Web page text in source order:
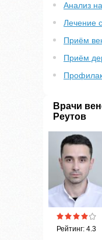
Анализ
Лечение
Приём
Приём
Врачи
Реутов
Рейтинг: 4.3